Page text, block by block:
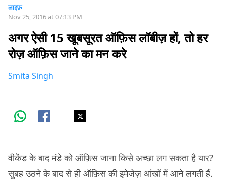
लाइफ़
Nov 25, 2016 at 07:13 PM
अगर ऐसी 15 खूबसूरत ऑफ़िस लॉबीज़ हों, तो हर
रोज़ ऑफ़िस जाने का मन करे
Smita Singh
वीकेंड के बाद मंडे को ऑफ़िस जाना किसे अच्छा लग सकता है यार?
सुबह उठने के बाद से ही ऑफ़िस की इमेजेज़ आंखों में आने लगती हैं.